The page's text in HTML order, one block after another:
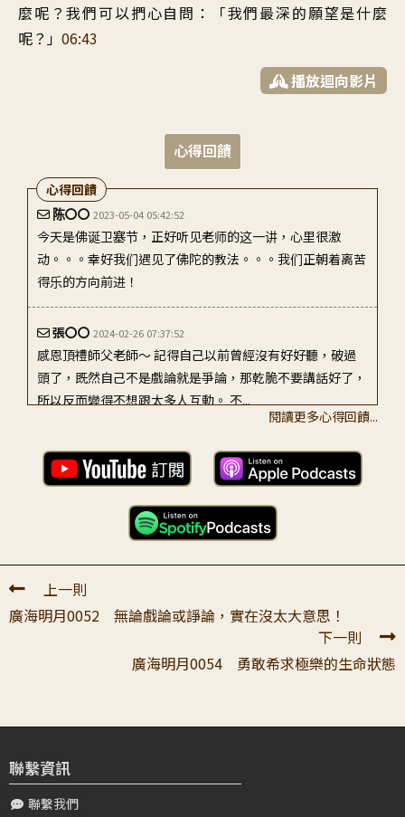
麼呢 ？我們可以捫心自問 ：「我們最深的願望是什麼
呢？」 06:43
播放迴向影片
心得回饋
陈〇〇 2023-05-04 05:42:52
今天是佛诞卫塞节，正好听见老师的这一讲，心里很激
动。。。幸好我们遇见了佛陀的教法。。。我们正朝着离苦
得乐的方向前进！
張〇〇 2024-02-26 07:37:52
感恩頂禮師父老師～ 記得自己以前曾經沒有好好聽，破過
頭了，既然自己不是戲論就是爭論，那乾脆不要講話好了，
所以反而變得不想跟太多人互動。 不...
陳〇〇2023-01-25 03:29:45
頂禮大寶恩師！新春吉祥！ 感恩 宗大師、師父及老師再再
滿無邊眾生希願語！ 弟子要懺...
鄒〇〇2023-06-01 01:13:52
老師，您好 好久沒有給您寫心得或提問了！5/29聽了師兄
師姐們在研討053講，終結諍論，讓我想到5/28我去湖山分
是我執在發作。 平常真的很容易覺得，自己是在講理，是
心得回饋
閱讀更多心得回饋...
上一則
廣海明月0052 無論戲論或諍論，實在沒太大意思！
下一則
廣海明月0054 勇敢希求極樂的生命狀態
聯繫資訊
聯繫我們